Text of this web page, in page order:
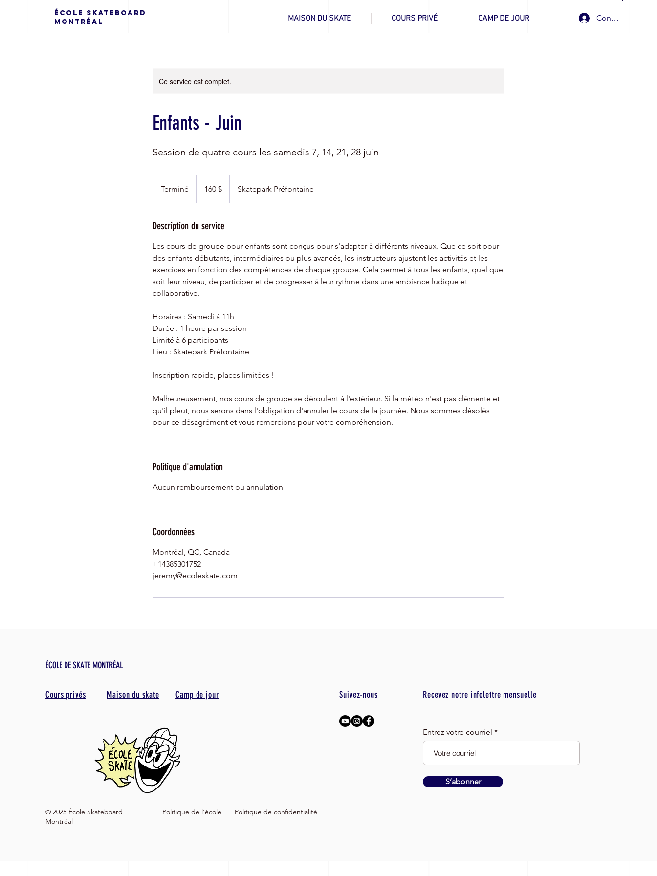
École Skateboard
Montréal
MAISON DU SKATE COURS PRIVÉ CAMP DE JOUR Connexion
Ce service est complet.
Enfants - Juin
Session de quatre cours les samedis 7, 14, 21, 28 juin
Terminé
e
m
n
é
160 $ Skatepark Préfontaine
Description du service
Les cours de groupe pour enfants sont conçus pour s'adapter à différents niveaux. Que ce soit pour
des enfants débutants, intermédiaires ou plus avancés, les instructeurs ajustent les activités et les
exercices en fonction des compétences de chaque groupe. Cela permet à tous les enfants, quel que
soit leur niveau, de participer et de progresser à leur rythme dans une ambiance ludique et
collaborative.
Horaires : Samedi à 11h
Durée : 1 heure par session
Limité à 6 participants
Lieu : Skatepark Préfontaine
Inscription rapide, places limitées !
Malheureusement, nos cours de groupe se déroulent à l'extérieur. Si la météo n'est pas clémente et
qu'il pleut, nous serons dans l'obligation d'annuler le cours de la journée. Nous sommes désolés
pour ce désagrément et vous remercions pour votre compréhension.
Politique d'annulation
Aucun remboursement ou annulation
Coordonnées
Montréal, QC, Canada
+14385301752
jeremy@ecoleskate.com
ÉCOLE DE SKATE MONTRÉAL
Cours privés Maison du skate Camp de jour
© 2025 École Skateboard
Montréal
Politique de l'école Politique de confidentialité
Suivez-nous Recevez notre infolettre mensuelle
Entrez votre courriel
S’abonner